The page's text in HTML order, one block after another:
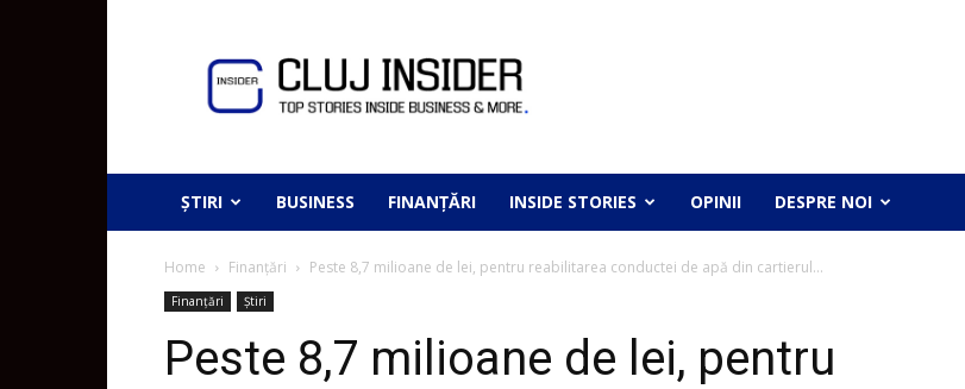
ȘTIRI BUSINESS FINANȚĂRI INSIDE STORIES OPINII DESPRE NOI
Home Finanțări Peste 8,7 milioane de lei, pentru reabilitarea conductei de apă din cartierul...
Finanțări Știri
Peste 8,7 milioane de lei, pentru